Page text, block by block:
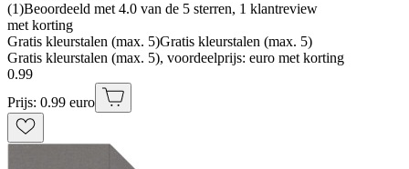
(1)Beoordeeld met 4.0 van de 5 sterren, 1 klantreview
met korting
Gratis kleurstalen (max. 5)Gratis kleurstalen (max. 5)
Gratis kleurstalen (max. 5), voordeelprijs: euro met korting
0.99
Prijs: 0.99 euro